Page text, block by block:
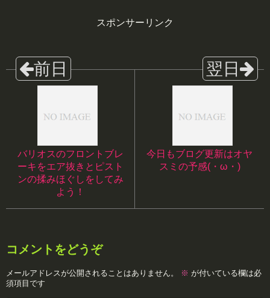
スポンサーリンク
バリオスのフロントブレ
ーキをエア抜きとピスト
ンの揉みほぐしをしてみ
よう！
今日もブログ更新はオヤ
スミの予感(・ω・)
コメントをどうぞ
メールアドレスが公開されることはありません。 ※ が付いている欄は必
須項目です